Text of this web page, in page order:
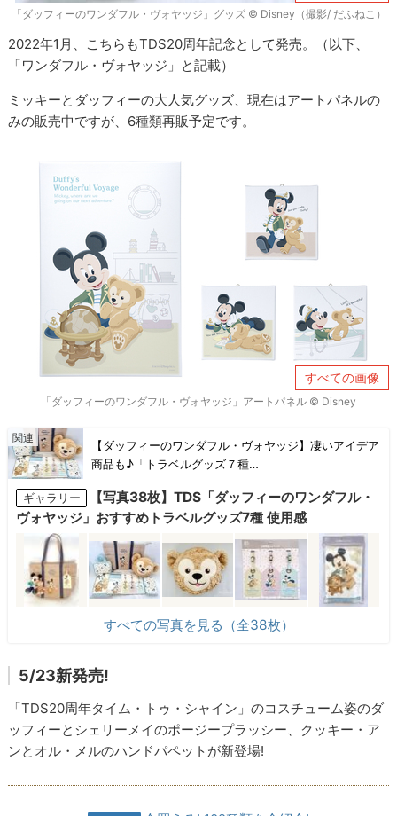
「ダッフィーのワンダフル・ヴォヤッジ」グッズ © Disney（撮影/ だふねこ）
2022年1月、こちらもTDS20周年記念として発売。（以下、
「ワンダフル・ヴォヤッジ」と記載）
ミッキーとダッフィーの大人気グッズ、現在はアートパネルの
みの販売中ですが、6種類再販予定です。
すべての画像
「ダッフィーのワンダフル・ヴォヤッジ」アートパネル © Disney
【ダッフィーのワンダフル・ヴォヤッジ】凄いアイデア
商品も♪「トラベルグッズ７種…
ギャラリー
【写真38枚】TDS「ダッフィーのワンダフル・
ヴォヤッジ」おすすめトラベルグッズ7種 使用感
すべての写真を見る（全38枚）
5/23新発売!
「TDS20周年タイム・トゥ・シャイン」のコスチューム姿のダ
ッフィーとシェリーメイのポージープラッシー、クッキー・ア
ンとオル・メルのハンドパペットが新登場!